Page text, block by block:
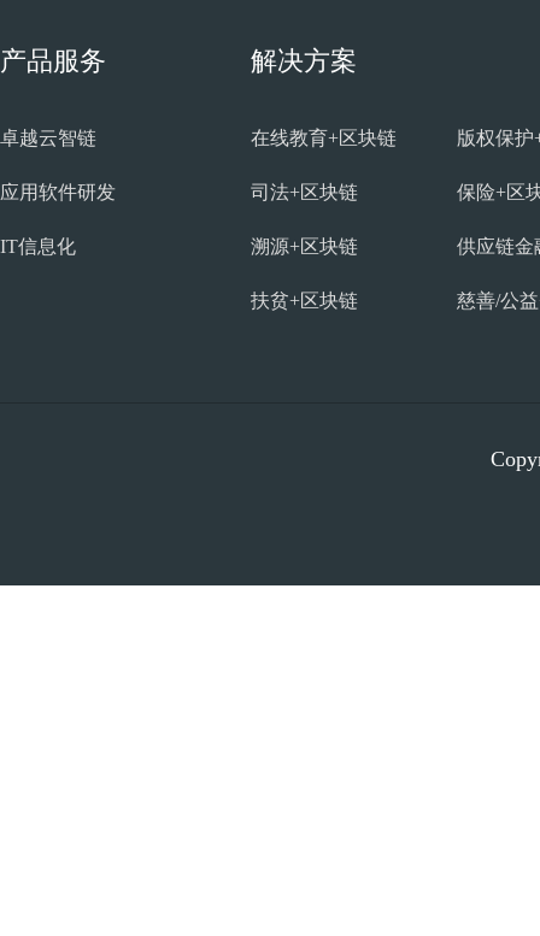
产品服务
卓越云智链
应用软件研发
IT信息化
解决方案
在线教育+区块链 版权保护
司法+区块链 保险+区
溯源+区块链 供应链金
扶贫+区块链 慈善/公